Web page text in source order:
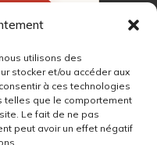
utilisons des
stocker et/ou accéder aux
à ces technologies
telles que le comportement
Le fait de ne pas
peut avoir un effet négatif
du Feu 77